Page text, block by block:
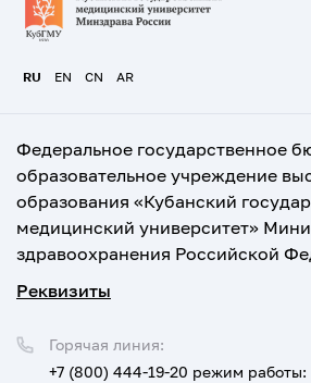
RU EN CN AR
Федеральное государственное
образовательное учреждение
образования «Кубанский
медицинский университет»
здравоохранения Российской
Реквизиты
Горячая линия:
+7 (800) 444-19-20 режим работы: